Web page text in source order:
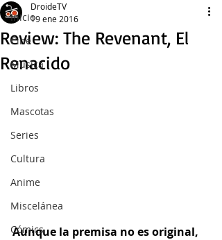
Inicio
Cine
Música
Libros
Mascotas
Series
Cultura
Anime
Miscelánea
Cómics
Review: The Revenant, El
Renacido
DroideTV
19 ene 2016
Aunque la premisa no es original,